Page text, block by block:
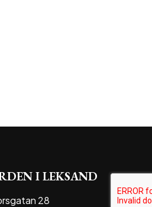
I LEKSAND
28